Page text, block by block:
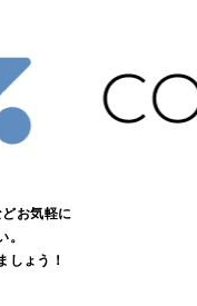
お気軽に
。
しょう！